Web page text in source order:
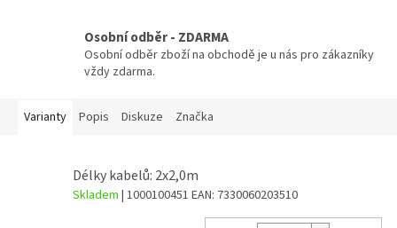
Osobní odběr - ZDARMA
Osobní odběr zboží na obchodě je u nás pro zákazníky
vždy zdarma.
Varianty Popis Diskuze Značka
Délky kabelů: 2x2,0m
Skladem | 1000100451 EAN: 7330060203510